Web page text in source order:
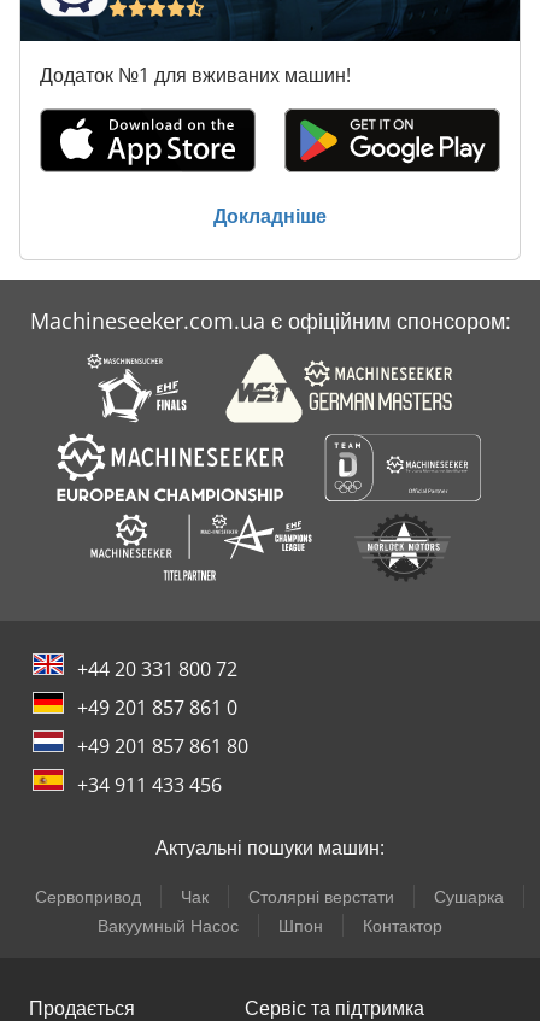
Додаток №1 для вживаних машин!
Докладніше
Machineseeker.com.ua є офіційним спонсором:
+44 20 331 800 72
+49 201 857 861 0
+49 201 857 861 80
+34 911 433 456
Актуальні пошуки машин:
Сервопривод Чак Столярні верстати
Сушарка
Вакуумный Насос
Шпон Контактор
Продається Сервіс та підтримка